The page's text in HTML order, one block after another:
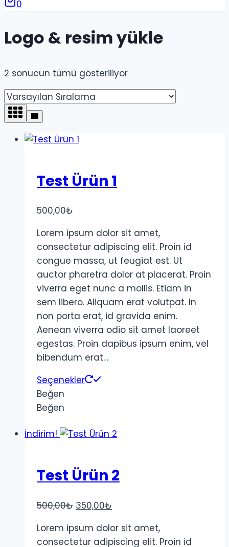
0
Logo & resim yükle
2 sonucun tümü gösteriliyor
Test Ürün 1
500,00₺
Lorem ipsum dolor sit amet,
consectetur adipiscing elit. Proin id
congue massa, ut feugiat est. Ut
auctor pharetra dolor at placerat. Proin
viverra eget nunc a mollis. Etiam in
sem libero. Aliquam erat volutpat. In
non porta erat, id gravida enim.
Aenean viverra odio sit amet laoreet
egestas. Proin dapibus ipsum enim, vel
bibendum erat…
Seçenekler
Beğen
Beğen
İndirim!
Test Ürün 2
500,00₺ Orijinal
500,00₺.
350,00₺
fiyat:
Lorem ipsum dolor sit amet,
consectetur adipiscing elit. Proin id